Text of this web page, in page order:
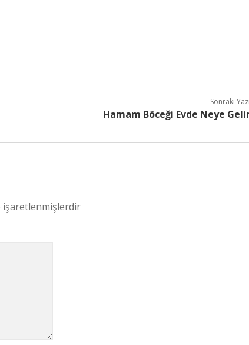
Sonraki
Hamam Böceği Evde Neye
işaretlenmişlerdir